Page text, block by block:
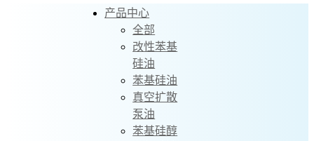
产品中心
全部
改性苯基
硅油
苯基硅油
真空扩散
泵油
苯基硅醇